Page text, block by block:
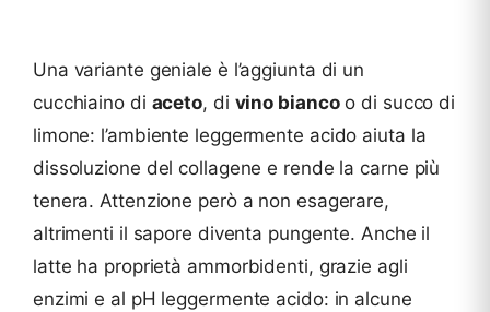
Una variante geniale è l’aggiunta di un
cucchiaino di aceto, di vino biancoo di succo di
limone: l’ambiente leggermente acido aiuta la
dissoluzione del collagene e rende la carne più
tenera. Attenzione però a non esagerare,
altrimenti il sapore diventa pungente. Anche il
latte ha proprietà ammorbidenti, grazie agli
enzimi e al pH leggermente acido: in alcune